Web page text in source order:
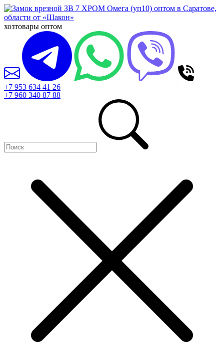
хозтовары оптом
+7 953 634 41 26
+7 960 340 87 88